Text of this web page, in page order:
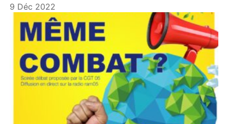
9 Déc 2022